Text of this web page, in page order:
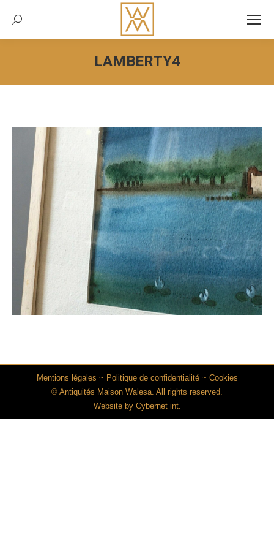
Recherche:
LAMBERTY4
Vous êtes ici :
Mentions légales ~ Politique de confidentialité~ Cookies
© Antiquités Maison Walesa. All rights reserved.
Website by Cybernet int.